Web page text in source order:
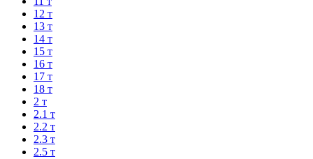
12 т
13 т
14 т
15 т
16 т
17 т
18 т
2 т
2.1 т
2.2 т
2.3 т
2.5 т